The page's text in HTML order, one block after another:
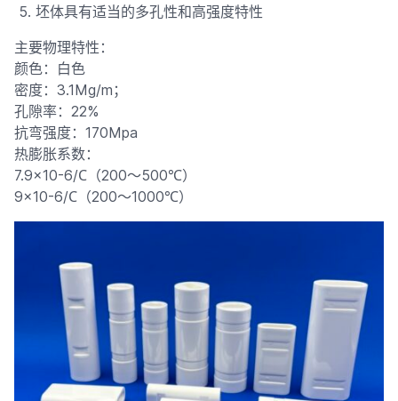
坯体具有适当的多孔性和高强度特性
主要物理特性：
颜色：白色
密度：3.1Mg/m；
孔隙率：22%
抗弯强度：170Mpa
热膨胀系数：
7.9×10-6/С（200～500℃）
9×10-6/С（200～1000℃）